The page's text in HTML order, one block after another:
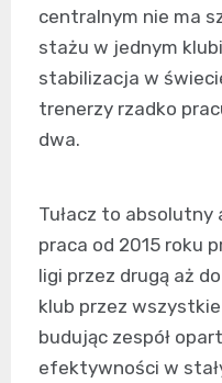
centralnym nie ma
stażu w jednym
stabilizacja w
trenerzy rzadko
dwa.
Tułacz to
praca od 2015 roku
ligi przez drugą aż
klub przez
budując zespół
efektywności w